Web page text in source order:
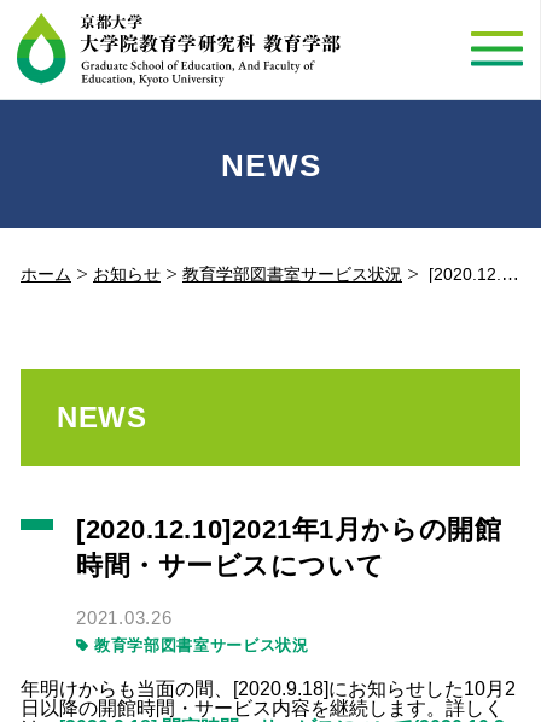
NEWS
ホーム お知らせ 教育学部図書室サービス状況 [2020.12.10]2021年1月からの開館時間・サービスについて
NEWS
[2020.12.10]2021年1月からの開館
時間・サービスについて
2021.03.26
教育学部図書室サービス状況
年明けからも当面の間、[2020.9.18]にお知らせした10月2
日以降の開館時間・サービス内容を継続します。 詳しく